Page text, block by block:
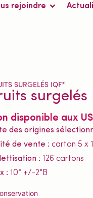
rejoindre
SURGELÉS IQF*
surgelés
disponible aux
des origines
de vente : carton 5 x
: 126 cartons
: 10° +/-2°B